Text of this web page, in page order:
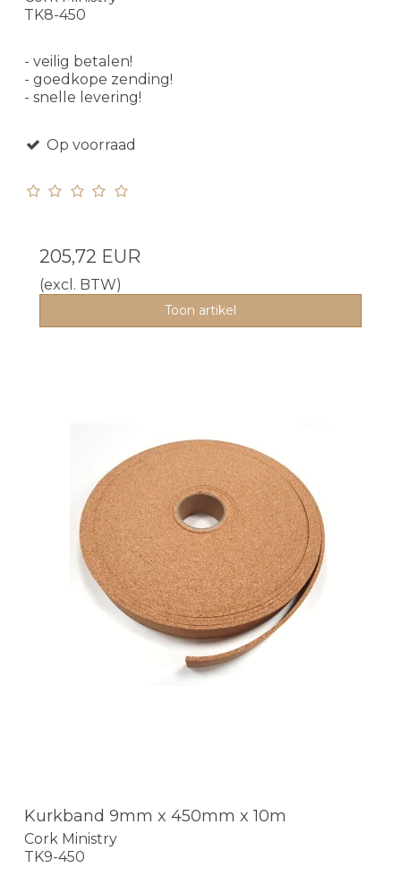
TK8-450
- veilig betalen!
- goedkope zending!
- snelle levering!
Op voorraad
205,72 EUR
(excl. BTW)
Toon artikel
Kurkband 9mm x 450mm x 10m
Cork Ministry
TK9-450